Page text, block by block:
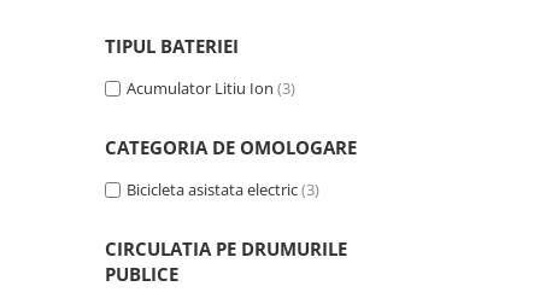
Controllere
Incarcatoare
TIPUL BATERIEI
Acumulator Litiu Ion (3)
CATEGORIA DE OMOLOGARE
Bicicleta asistata electric(3)
CIRCULATIA PE DRUMURILE
PUBLICE